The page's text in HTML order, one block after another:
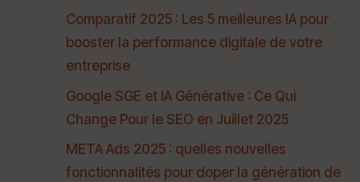
Comparatif 2025 : Les 5 meilleures IA pour
booster la performance digitale de votre
entreprise
Google SGE et IA Générative : Ce Qui
Change Pour le SEO en Juillet 2025
META Ads 2025 : quelles nouvelles
fonctionnalités pour doper la génération de